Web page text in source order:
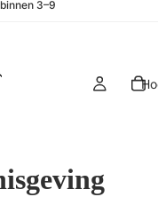
3–9